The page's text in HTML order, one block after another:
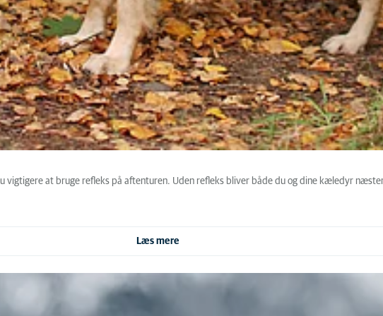
vigtigere at bruge refleks på aftenturen. Uden refleks bliver både du og dine kæledyr
Læs mere